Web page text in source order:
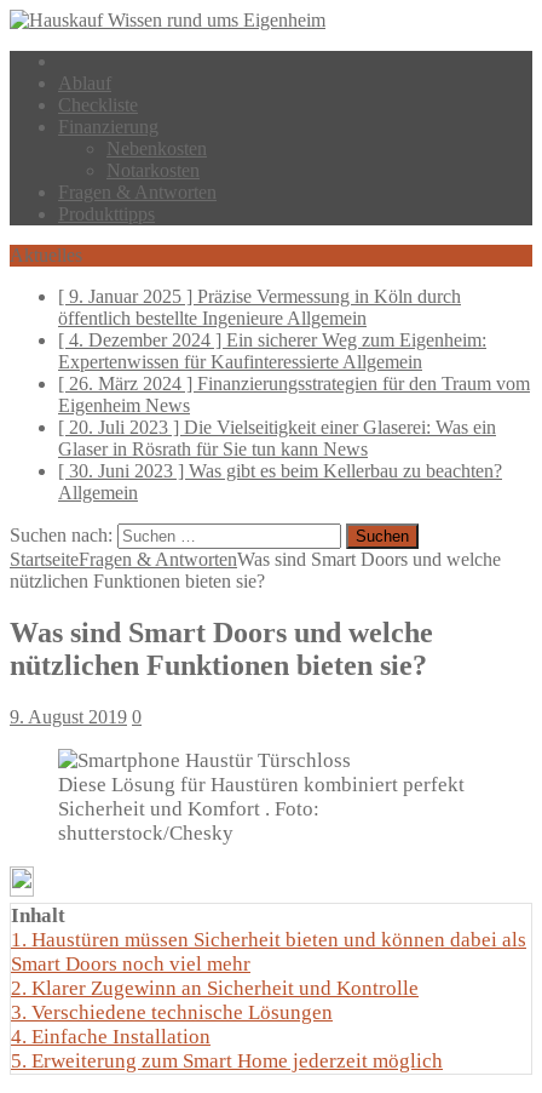
Ablauf
Checkliste
Finanzierung
Nebenkosten
Notarkosten
Fragen & Antworten
Produkttipps
Aktuelles
[ 9. Januar 2025 ] Präzise Vermessung in Köln durch
öffentlich bestellte Ingenieure Allgemein
[ 4. Dezember 2024 ] Ein sicherer Weg zum Eigenheim:
Expertenwissen für Kaufinteressierte Allgemein
[ 26. März 2024 ] Finanzierungsstrategien für den Traum vom
Eigenheim News
[ 20. Juli 2023 ] Die Vielseitigkeit einer Glaserei: Was ein
Glaser in Rösrath für Sie tun kann News
[ 30. Juni 2023 ] Was gibt es beim Kellerbau zu beachten?
Allgemein
Suchen nach:
StartseiteFragen & AntwortenWas sind Smart Doors und welche
nützlichen Funktionen bieten sie?
Was sind Smart Doors und welche
nützlichen Funktionen bieten sie?
9. August 2019 0
Diese Lösung für Haustüren kombiniert perfekt
Sicherheit und Komfort . Foto:
shutterstock/Chesky
Inhalt
1. Haustüren müssen Sicherheit bieten und können dabei als
Smart Doors noch viel mehr
2. Klarer Zugewinn an Sicherheit und Kontrolle
3. Verschiedene technische Lösungen
4. Einfache Installation
5. Erweiterung zum Smart Home jederzeit möglich